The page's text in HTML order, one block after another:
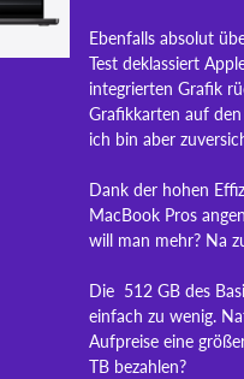
Ebenfalls absolut
Test deklassiert
integrierten Grafik
Grafikkarten auf
ich bin aber
Dank der hohen
MacBook Pros
will man mehr? Na
Die 512 GB des
einfach zu wenig.
Aufpreise eine
TB bezahlen?